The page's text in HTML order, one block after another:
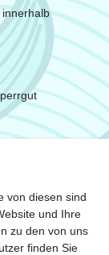
von diesen sind
und Ihre
zu den von uns
finden Sie